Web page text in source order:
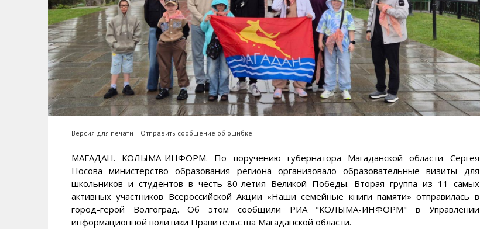
Версия для печати Отправить сообщение об ошибке
МАГАДАН. КОЛЫМА-ИНФОРМ. По поручению губернатора Магаданской области Сергея
Носова министерство образования региона организовало образовательные визиты для
школьников и студентов в честь 80-летия Великой Победы. Вторая группа из 11 самых
активных участников Всероссийской Акции «Наши семейные книги памяти» отправилась в
город-герой Волгоград. Об этом сообщили РИА "КОЛЫМА-ИНФОРМ" в Управлении
информационной политики Правительства Магаданской области.